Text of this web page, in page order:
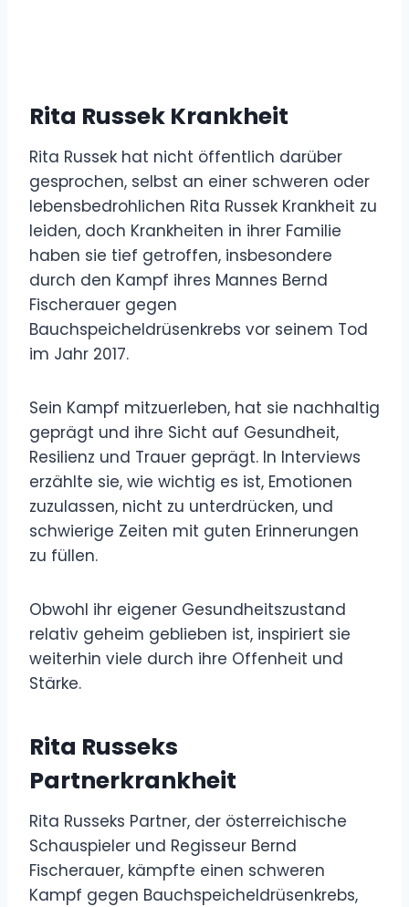
Rita Russek Krankheit
Rita Russek hat nicht öffentlich darüber
gesprochen, selbst an einer schweren oder
lebensbedrohlichen Rita Russek Krankheit zu
leiden, doch Krankheiten in ihrer Familie
haben sie tief getroffen, insbesondere
durch den Kampf ihres Mannes Bernd
Fischerauer gegen
Bauchspeicheldrüsenkrebs vor seinem Tod
im Jahr 2017.
Sein Kampf mitzuerleben, hat sie nachhaltig
geprägt und ihre Sicht auf Gesundheit,
Resilienz und Trauer geprägt. In Interviews
erzählte sie, wie wichtig es ist, Emotionen
zuzulassen, nicht zu unterdrücken, und
schwierige Zeiten mit guten Erinnerungen
zu füllen.
Obwohl ihr eigener Gesundheitszustand
relativ geheim geblieben ist, inspiriert sie
weiterhin viele durch ihre Offenheit und
Stärke.
Rita Russeks
Partnerkrankheit
Rita Russeks Partner, der österreichische
Schauspieler und Regisseur Bernd
Fischerauer, kämpfte einen schweren
Kampf gegen Bauchspeicheldrüsenkrebs,